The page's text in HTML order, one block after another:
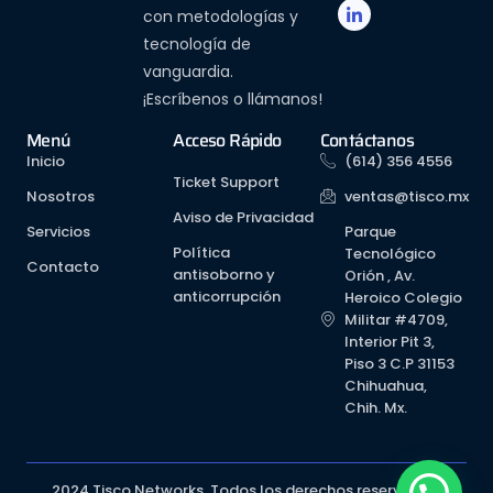
con metodologías y
tecnología de
vanguardia.
¡Escríbenos o llámanos!
Acceso Rápido
Ticket Support
Aviso de Privacidad
Política
antisoborno y
anticorrupción
Contáctanos
(614) 356 4556
ventas@tisco.mx
Parque
Tecnológico
Orión , Av.
Heroico Colegio
Militar #4709,
Interior Pit 3,
Piso 3 C.P 31153
Chihuahua,
Chih. Mx.
Menú
Inicio
Nosotros
Servicios
Contacto